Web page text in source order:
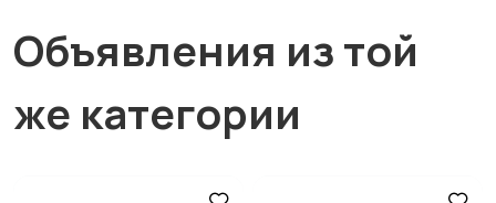
Объявления из той
же категории